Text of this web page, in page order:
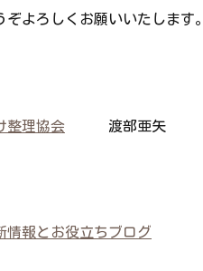
ぞよろしくお願いいたします。
整理協会 渡部亜矢
情報とお役立ちブログ